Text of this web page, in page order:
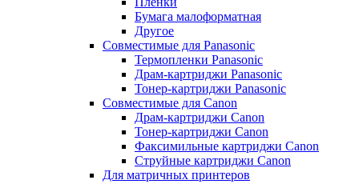
Бумага малоформатная
Другое
Совместимые для Panasonic
Термопленки Panasonic
Драм-картриджи Panasonic
Тонер-картриджи Panasonic
Совместимые для Canon
Драм-картриджи Canon
Тонер-картриджи Canon
Факсимильные картриджи Canon
Струйные картриджи Canon
Для матричных принтеров